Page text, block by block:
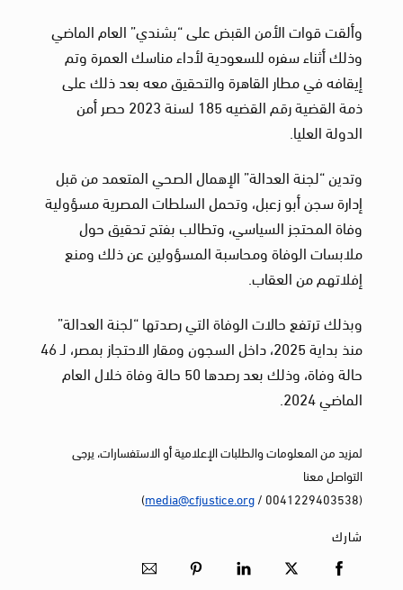
وألقت قوات الأمن القبض على “بشندي” العام الماضي
وذلك أثناء سفره للسعودية لأداء مناسك العمرة وتم
إيقافه في مطار القاهرة والتحقيق معه بعد ذلك على
ذمة القضية رقم القضيه 185 لسنة 2023 حصر أمن
الدولة العليا.
وتدين “لجنة العدالة” الإهمال الصحي المتعمد من قبل
إدارة سجن أبو زعبل، وتحمل السلطات المصرية مسؤولية
وفاة المحتجز السياسي، وتطالب بفتح تحقيق حول
ملابسات الوفاة ومحاسبة المسؤولين عن ذلك ومنع
إفلاتهم من العقاب.
وبذلك ترتفع حالات الوفاة التي رصدتها “لجنة العدالة”
منذ بداية 2025، داخل السجون ومقار الاحتجاز بمصر، لـ 46
حالة وفاة، وذلك بعد رصدها 50 حالة وفاة خلال العام
الماضي 2024.
لمزيد من المعلومات والطلبات الإعلامية أو الاستفسارات، يرجى
التواصل معنا
(0041229403538 /
media@cfjustice.org
)
شارك